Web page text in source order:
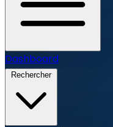
Dashboard
Rechercher